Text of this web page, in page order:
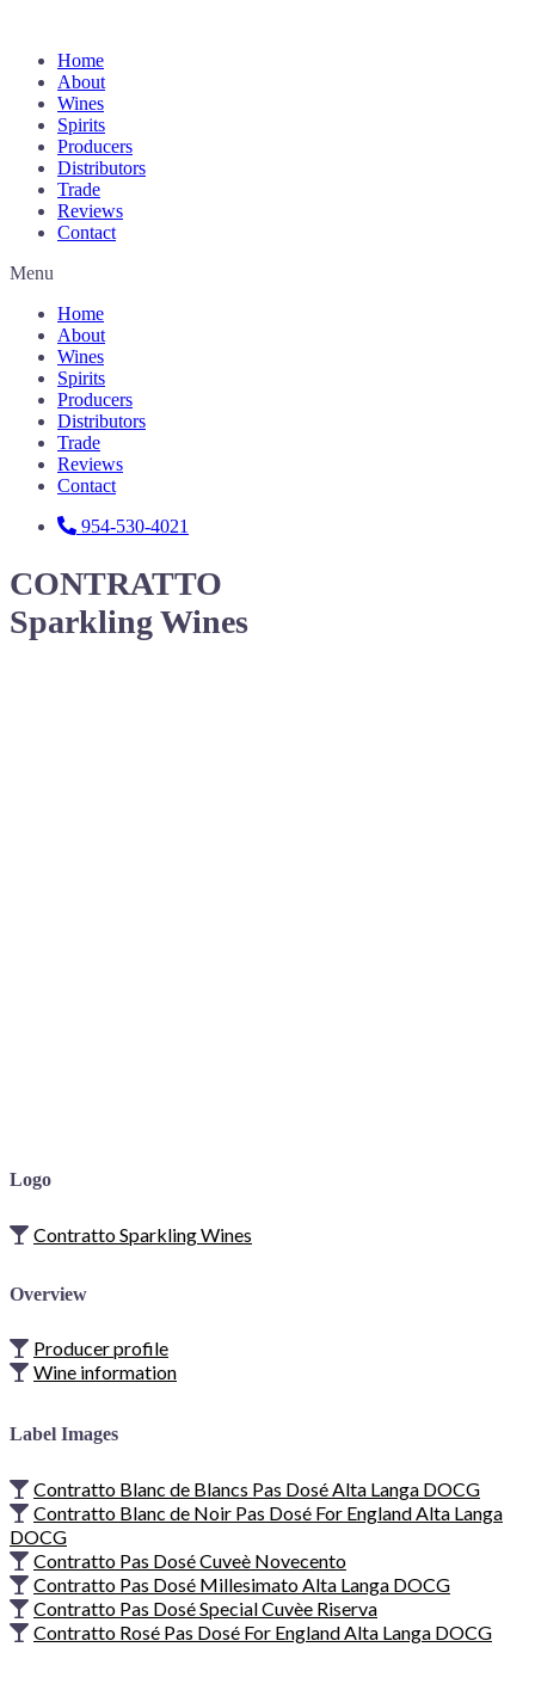
Home
About
Wines
Spirits
Producers
Distributors
Trade
Reviews
Contact
Menu
Home
About
Wines
Spirits
Producers
Distributors
Trade
Reviews
Contact
954-530-4021
CONTRATTO
Sparkling Wines
Logo
Contratto Sparkling Wines
Overview
Producer profile
Wine information
Label Images
Contratto Blanc de Blancs Pas Dosé Alta Langa DOCG
Contratto Blanc de Noir Pas Dosé For England Alta Langa
DOCG
Contratto Pas Dosé Cuveè Novecento
Contratto Pas Dosé Millesimato Alta Langa DOCG
Contratto Pas Dosé Special Cuvèe Riserva
Contratto Rosé Pas Dosé For England Alta Langa DOCG